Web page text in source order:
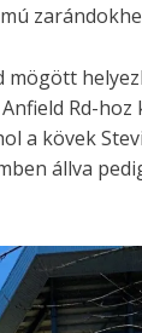
mögött
Rd-hoz
a kövek
állva